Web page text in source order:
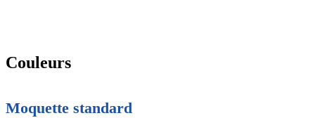
Couleurs
Moquette standard